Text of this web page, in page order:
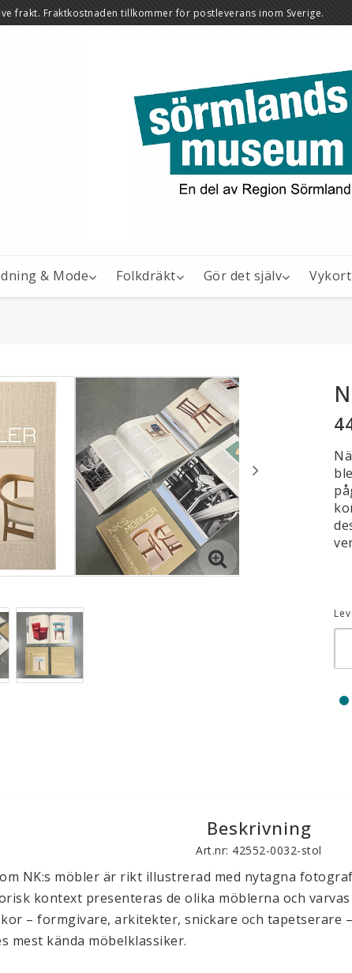
frakt. Fraktkostnaden tillkommer för postleverans inom Sverige.
& Mode Folkdräkt Gör det själv
Beskrivning
Art.nr: 42552-0032-stol
NK:s möbler är rikt illustrerad med nytagna
kontext presenteras de olika möblerna och
– formgivare, arkitekter, snickare och tapetserare
mest kända möbelklassiker.